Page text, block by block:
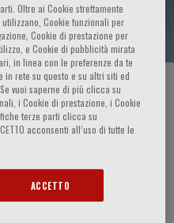
/ RELATORE
Oltre ai Cookie strettamente
Cookie funzionali per
Cookie di prestazione per
e Cookie di pubblicità mirata
in linea con le preferenze da te
in rete su questo e su altri siti ed
vuoi saperne di più clicca su
i Cookie di prestazione, i Cookie
terze parti clicca su
acconsenti all’uso di tutte le
ACCETTO